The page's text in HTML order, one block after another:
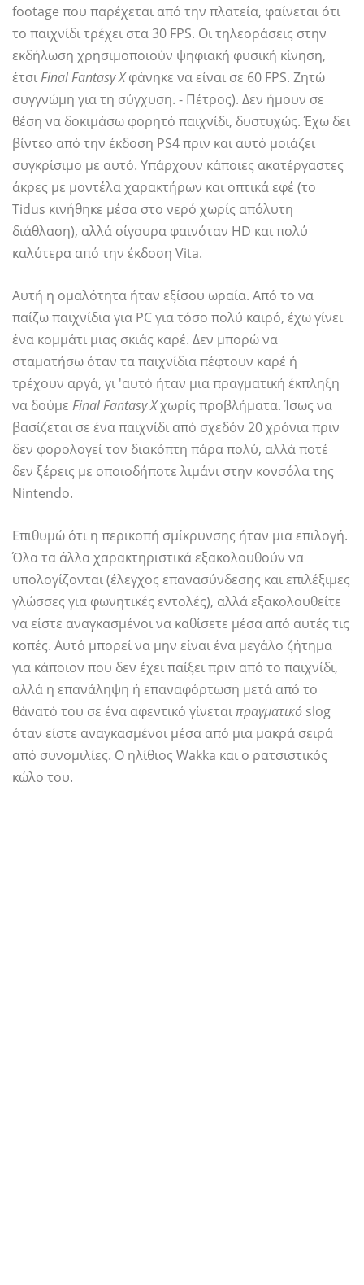
footage που παρέχεται από την πλατεία, φαίνεται ότι
το παιχνίδι τρέχει στα 30 FPS. Οι τηλεοράσεις στην
εκδήλωση χρησιμοποιούν ψηφιακή φυσική κίνηση,
έτσιFinal Fantasy Xφάνηκε να είναι σε 60 FPS. Ζητώ
συγγνώμη για τη σύγχυση. - Πέτρος). Δεν ήμουν σε
θέση να δοκιμάσω φορητό παιχνίδι, δυστυχώς. Έχω δει
βίντεο από την έκδοση PS4 πριν και αυτό μοιάζει
συγκρίσιμο με αυτό. Υπάρχουν κάποιες ακατέργαστες
άκρες με μοντέλα χαρακτήρων και οπτικά εφέ (το
Tidus κινήθηκε μέσα στο νερό χωρίς απόλυτη
διάθλαση), αλλά σίγουρα φαινόταν HD και πολύ
καλύτερα από την έκδοση Vita.
Αυτή η ομαλότητα ήταν εξίσου ωραία. Από το να
παίζω παιχνίδια για PC για τόσο πολύ καιρό, έχω γίνει
ένα κομμάτι μιας σκιάς καρέ. Δεν μπορώ να
σταματήσω όταν τα παιχνίδια πέφτουν καρέ ή
τρέχουν αργά, γι 'αυτό ήταν μια πραγματική έκπληξη
να δούμε Final Fantasy Xχωρίς προβλήματα. Ίσως να
βασίζεται σε ένα παιχνίδι από σχεδόν 20 χρόνια πριν
δεν φορολογεί τον διακόπτη πάρα πολύ, αλλά ποτέ
δεν ξέρεις με οποιοδήποτε λιμάνι στην κονσόλα της
Nintendo.
Επιθυμώ ότι η περικοπή σμίκρυνσης ήταν μια επιλογή.
Όλα τα άλλα χαρακτηριστικά εξακολουθούν να
υπολογίζονται (έλεγχος επανασύνδεσης και επιλέξιμες
γλώσσες για φωνητικές εντολές), αλλά εξακολουθείτε
να είστε αναγκασμένοι να καθίσετε μέσα από αυτές τις
κοπές. Αυτό μπορεί να μην είναι ένα μεγάλο ζήτημα
για κάποιον που δεν έχει παίξει πριν από το παιχνίδι,
αλλά η επανάληψη ή επαναφόρτωση μετά από το
θάνατό του σε ένα αφεντικό γίνεταιπραγματικό slog
όταν είστε αναγκασμένοι μέσα από μια μακρά σειρά
από συνομιλίες. Ο ηλίθιος Wakka και ο ρατσιστικός
κώλο του.